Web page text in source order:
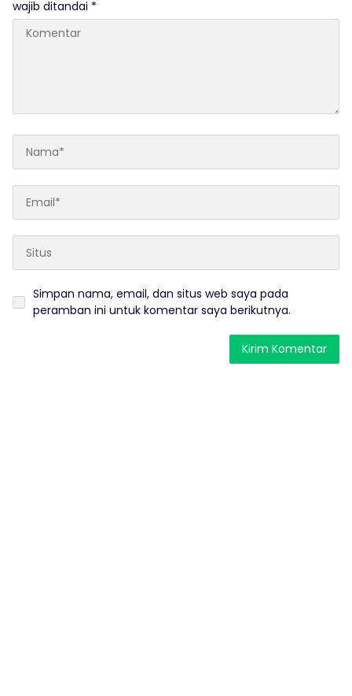
wajib ditandai *
Simpan nama, email, dan situs web saya pada
peramban ini untuk komentar saya berikutnya.